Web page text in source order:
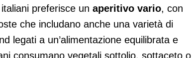
preferisce un aperitivo vario, con
che includano anche una varietà di
legati a un’alimentazione equilibrata e
consumano vegetali sottolio, sottaceto o